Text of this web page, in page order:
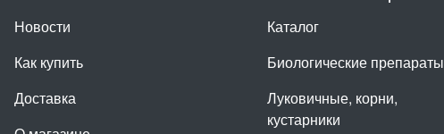
Новости
Как купить
Доставка
Каталог
Биологические препараты
Луковичные, корни,
кустарники